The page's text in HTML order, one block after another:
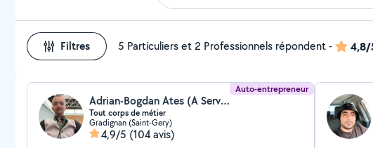
Filtres 5 Particuliers et 2 Professionnels répondent- 4,8/
Auto-entrepreneur
Adrian-Bogdan Ates (A Services)
Tout corps de métier
Gradignan (Saint-Gery)
4,9/5 (104 avis)